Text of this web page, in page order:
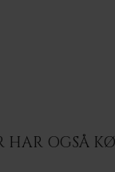
HAR OGSÅ